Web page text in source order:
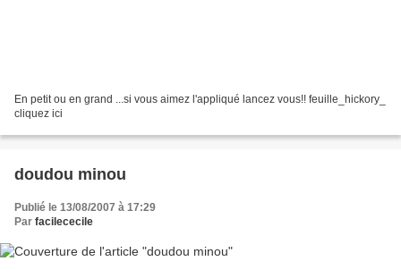
En petit ou en grand ...si vous aimez l'appliqué lancez vous!! feuille_hickory_
cliquez ici
doudou minou
Publié le 13/08/2007 à 17:29
Par facilececile